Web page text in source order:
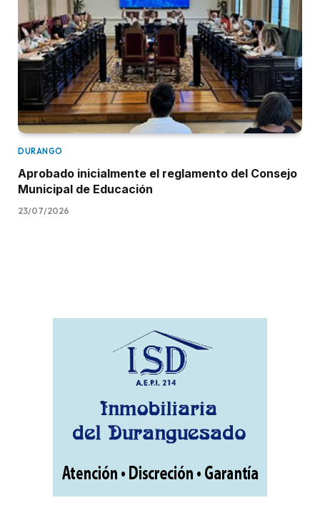
DURANGO
Aprobado inicialmente el reglamento del Consejo
Municipal de Educación
23/07/2026